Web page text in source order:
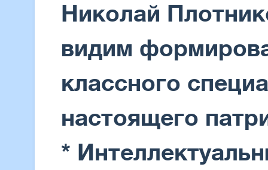
Николай
видим
классного
настоящего
*